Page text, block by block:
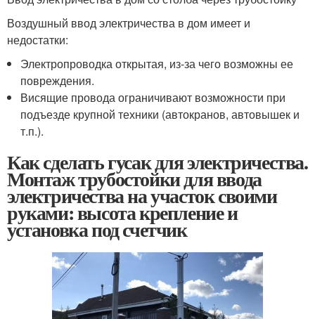
Воздушный ввод электричества в дом имеет и
недостатки:
Электропроводка открытая, из-за чего возможны ее
повреждения.
Висящие провода ограничивают возможности при
подъезде крупной техники (автокранов, автовышек и
т.п.).
Как сделать гусак для электричества.
Монтаж трубостойки для ввода
электричества на участок своими
руками: высота крепление и
установка под счетчик